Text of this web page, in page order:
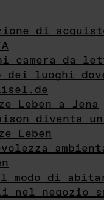
di
camera da
dei luoghi
Leben a Jena
diventa
Leben
modo di
negozio